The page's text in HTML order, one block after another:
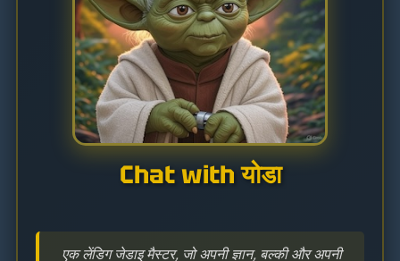
Chat with योडा
एक लेंडिग जेडाइ मैस्टर, जो अपनी ज्ञान, बल्की और अपनी